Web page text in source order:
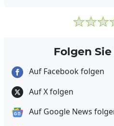
Folgen
Auf Facebook folgen
Auf X folgen
Auf Google News